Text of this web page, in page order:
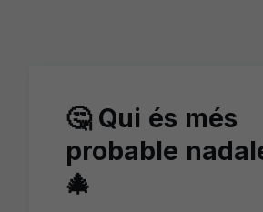
🤔 Qui és més
probable
🎄